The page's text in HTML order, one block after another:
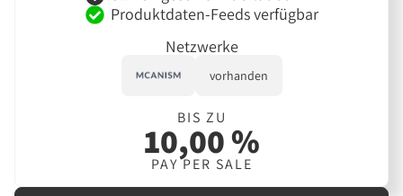
Produktdaten-Feeds verfügbar
Netzwerke
vorhanden
BIS ZU
10,00 %
PAY PER SALE